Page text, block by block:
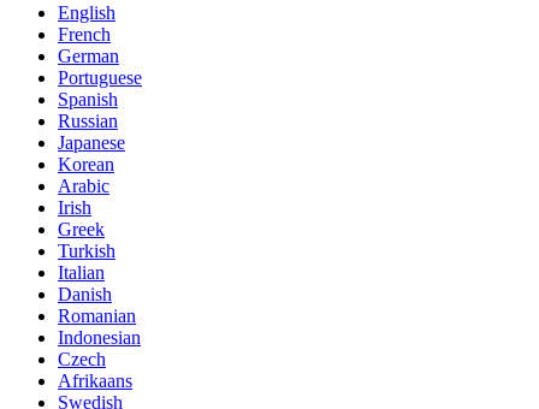
English
French
German
Portuguese
Spanish
Russian
Japanese
Korean
Arabic
Irish
Greek
Turkish
Italian
Danish
Romanian
Indonesian
Czech
Afrikaans
Swedish